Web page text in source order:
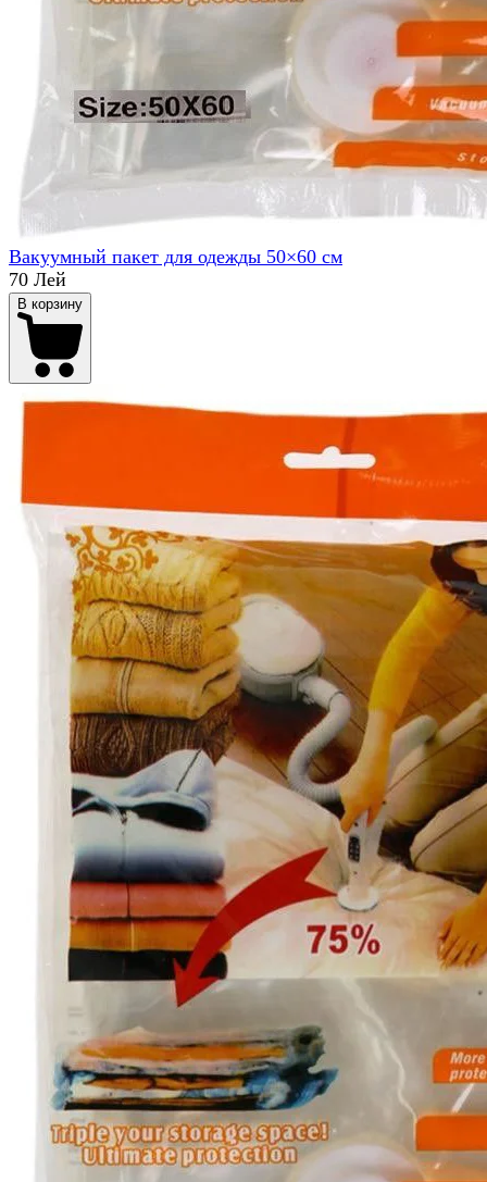
Вакуумный пакет для одежды 50×60 см
70 Лей
В корзину